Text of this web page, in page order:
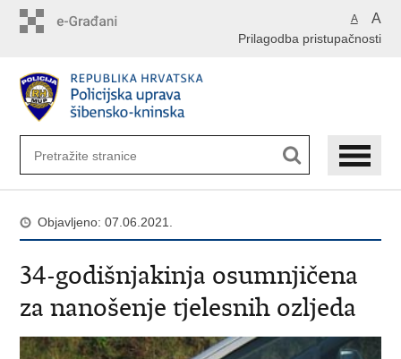
A A
Prilagodba pristupačnosti
Objavljeno: 07.06.2021.
34-godišnjakinja osumnjičena
za nanošenje tjelesnih ozljeda